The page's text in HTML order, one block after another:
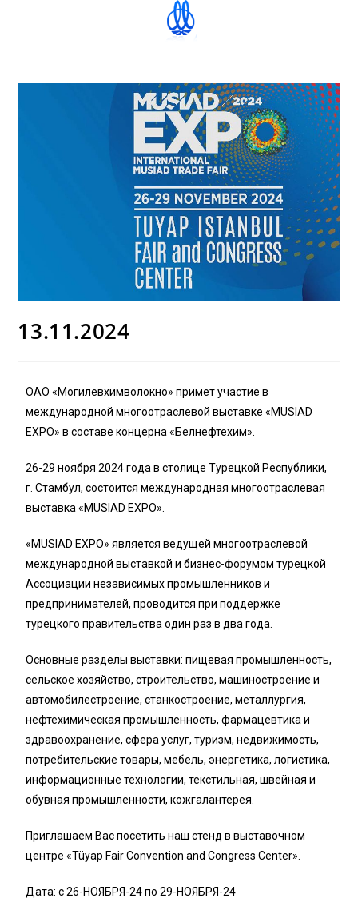
13.11.2024
ОАО «Могилевхимволокно» примет участие в
международной многоотраслевой выставке «MUSIAD
EXPO» в составе концерна «Белнефтехим».
26-29 ноября 2024 года в столице Турецкой Республики,
г. Стамбул, состоится международная многоотраслевая
выставка «MUSIAD EXPO».
«MUSIAD EXPO» является ведущей многоотраслевой
международной выставкой и бизнес-форумом турецкой
Ассоциации независимых промышленников и
предпринимателей, проводится при поддержке
турецкого правительства один раз в два года.
Основные разделы выставки: пищевая промышленность,
сельское хозяйство, строительство, машиностроение и
автомобилестроение, станкостроение, металлургия,
нефтехимическая промышленность, фармацевтика и
здравоохранение, сфера услуг, туризм, недвижимость,
потребительские товары, мебель, энергетика, логистика,
информационные технологии, текстильная, швейная и
обувная промышленности, кожгалантерея.
Приглашаем Вас посетить наш стенд в выставочном
центре «Tüyap Fair Convention and Congress Center».
Дата: с 26-НОЯБРЯ-24 по 29-НОЯБРЯ-24